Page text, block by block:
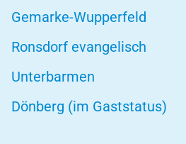
Gemarke-Wupperfeld
Ronsdorf evangelisch
Unterbarmen
Dönberg (im Gaststatus)